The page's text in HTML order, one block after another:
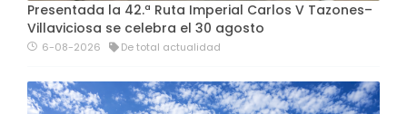
Presentada la 42.ª Ruta Imperial Carlos V Tazones–
Villaviciosa se celebra el 30 agosto
6-08-2026 De total actualidad